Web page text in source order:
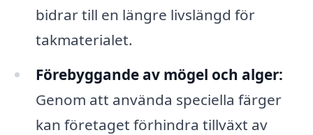
bidrar till en längre livslängd för
takmaterialet.
Förebyggande av mögel och alger:
Genom att använda speciella färger
kan företaget förhindra tillväxt av